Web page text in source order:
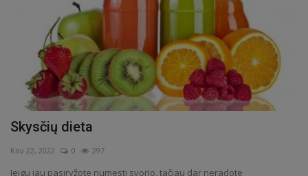
Skysčių dieta
Kov 22, 2022 0 297
Jeigu jau pasiryžote numesti svorio, tačiau dar neradote